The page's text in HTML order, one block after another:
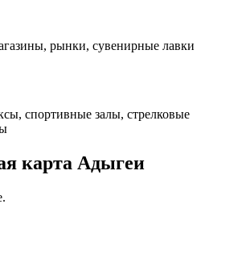
рынки, сувенирные лавки
спортивные залы, стрелковые
карта Адыгеи